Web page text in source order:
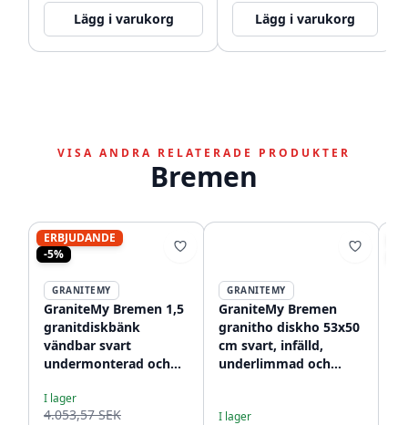
Lägg i varukorg Lägg i varukorg
VISA ANDRA RELATERADE PRODUKTER
Bremen
ERBJUDANDE
-5%
GRANITEMY
GraniteMy Bremen 1,5
granitdiskbänk
vändbar svart
undermonterad och
1208952250
I lager
4.053,57 SEK
GRANITEMY
GraniteMy Bremen
granitho diskho 53x50
cm svart, infälld,
underlimmad och
I lager